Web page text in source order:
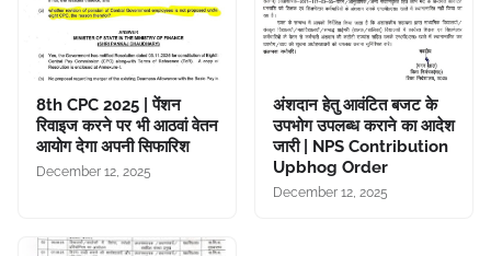
8th CPC 2025 | पेंशन
रिवाइज करने पर भी आठवां वेतन
आयोग देगा अपनी सिफारिश
December 12, 2025
अंशदान हेतु आवंटित बजट के
उपभोग उपलब्ध कराने का आदेश
जारी | NPS Contribution
Upbhog Order
December 12, 2025